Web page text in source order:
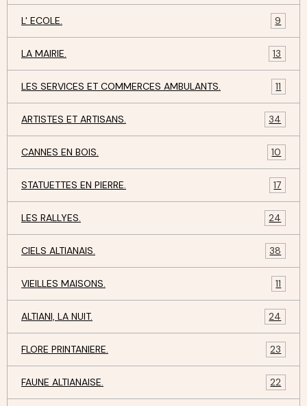
L' ECOLE. 9
LA MAIRIE. 13
LES SERVICES ET COMMERCES AMBULANTS. 11
ARTISTES ET ARTISANS. 34
CANNES EN BOIS. 10
STATUETTES EN PIERRE. 17
LES RALLYES. 24
CIELS ALTIANAIS. 38
VIEILLES MAISONS. 11
ALTIANI, LA NUIT. 24
FLORE PRINTANIERE. 23
FAUNE ALTIANAISE. 22